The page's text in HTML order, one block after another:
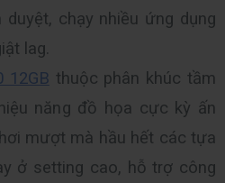
chạy nhiều ứng dụng
lag.
12GB thuộc phân khúc tầm
năng đồ họa cực kỳ ấn
mượt mà hầu hết các tựa
ở setting cao, hỗ trợ công